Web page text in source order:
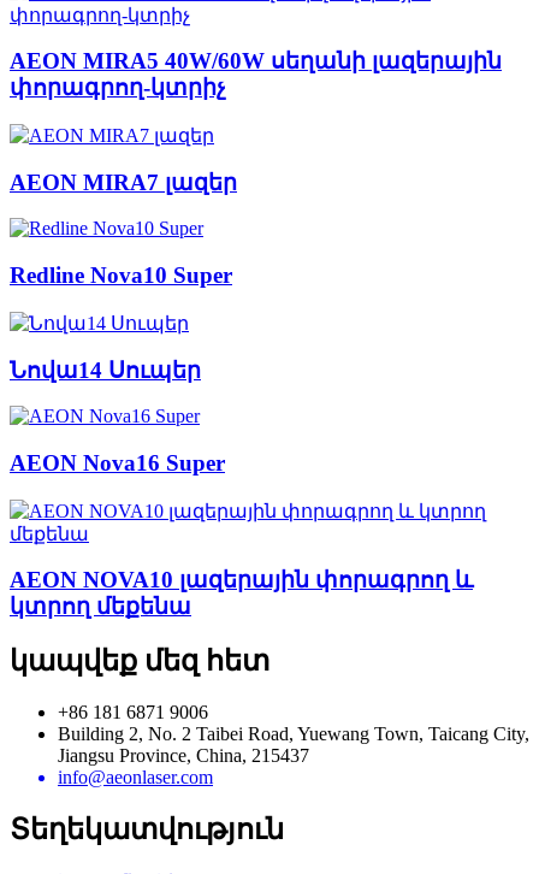
AEON MIRA5 40W/60W սեղանի լազերային
փորագրող-կտրիչ
AEON MIRA7 լազեր
Redline Nova10 Super
Նովա14 Սուպեր
AEON Nova16 Super
AEON NOVA10 լազերային փորագրող և
կտրող մեքենա
կապվեք մեզ հետ
+86 181 6871 9006
Building 2, No. 2 Taibei Road, Yuewang Town, Taicang City,
Jiangsu Province, China, 215437
info@aeonlaser.com
Տեղեկատվություն